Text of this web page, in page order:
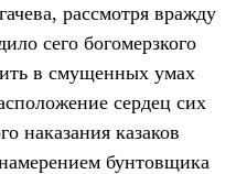
рассмотря вражду
сего богомерзкого
в смущенных умах
сердец сих
наказания казаков
бунтовщика